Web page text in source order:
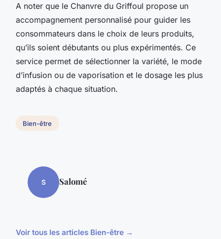
A noter que le Chanvre du Griffoul propose un
accompagnement personnalisé pour guider les
consommateurs dans le choix de leurs produits,
qu’ils soient débutants ou plus expérimentés. Ce
service permet de sélectionner la variété, le mode
d’infusion ou de vaporisation et le dosage les plus
adaptés à chaque situation.
Bien-être
S Salomé
Voir tous les articles Bien-être →